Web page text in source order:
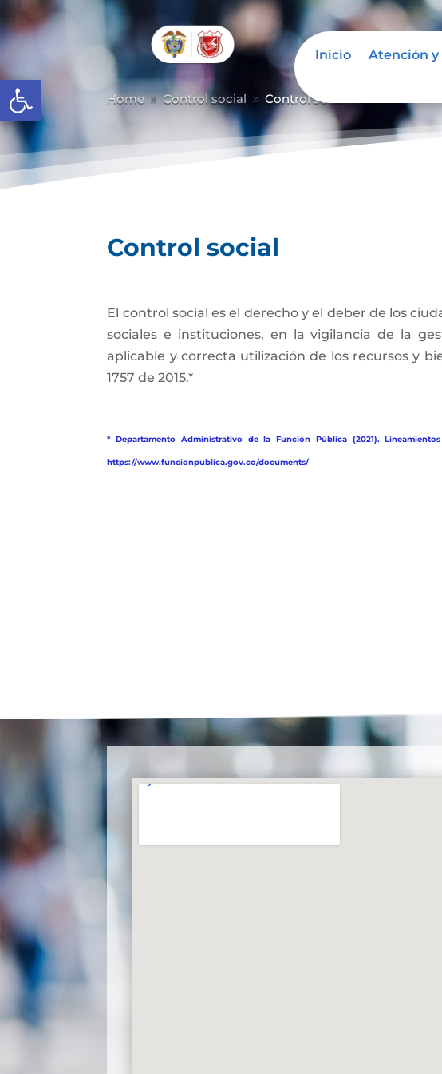
Abrir barra de herramientas
Inicio Atención y
Home 9 Control social 9 Control social
Control social
El control social es el derecho y el deber de los
sociales e instituciones, en la vigilancia de la
aplicable y correcta utilización de los recursos y
1757 de 2015.*
* Departamento Administrativo de la Función Pública (2021).
https://www.funcionpublica.gov.co/documents/